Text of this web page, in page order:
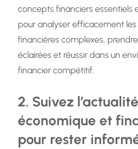
concepts financiers essentiels
pour analyser efficacement
financières complexes,
éclairées et réussir dans un
financier compétitif.
2. Suivez l’actualité
économique et
pour rester